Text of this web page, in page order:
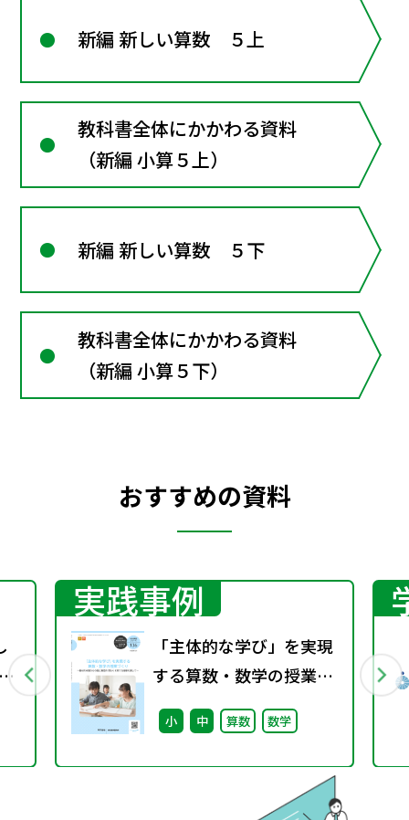
新編 新しい算数 ５上
教科書全体にかかわる資料
（新編 小算５上）
新編 新しい算数 ５下
教科書全体にかかわる資料
（新編 小算５下）
おすすめの資料
実践事例
「主体的な学び」を実現
する算数・数学の授業づ
くり ～教材の本質からの
個と集団の「問い」を育
てる指導を通して～（特
小 中 算数 数学